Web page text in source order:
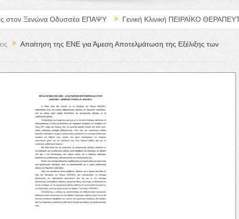
Οδυσσέα ΕΠΑΨΥ Γενική Κλινική ΠΕΙΡΑΪΚΟ ΘΕΡΑΠΕΥΤΗΡΙΟ Α. Ε. –
Απαίτηση της ΕΝΕ για Άμεση Αποτελμάτωση της Εξέλιξης των